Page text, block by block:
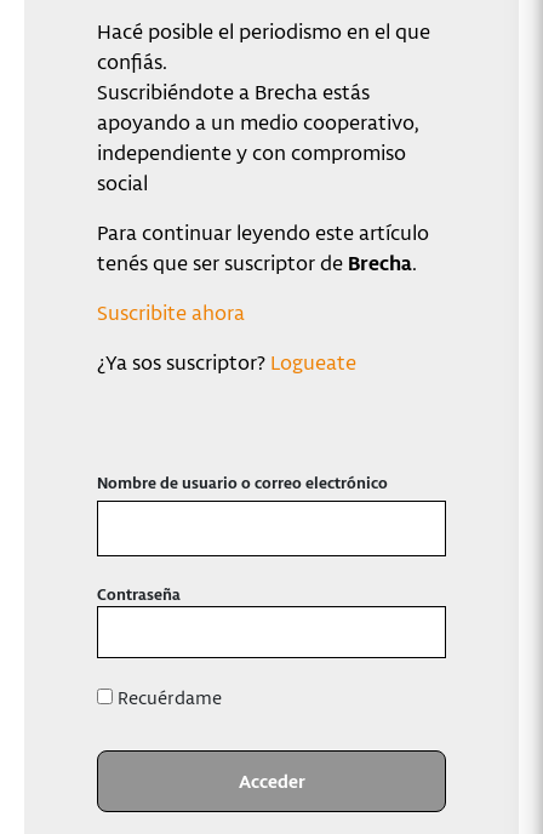
Hacé posible el periodismo en el que
confiás.
Suscribiéndote a Brecha estás
apoyando a un medio cooperativo,
independiente y con compromiso
social
Para continuar leyendo este artículo
tenés que ser suscriptor de Brecha.
Suscribite ahora
¿Ya sos suscriptor? Logueate
Nombre de usuario o correo electrónico
Contraseña
Recuérdame